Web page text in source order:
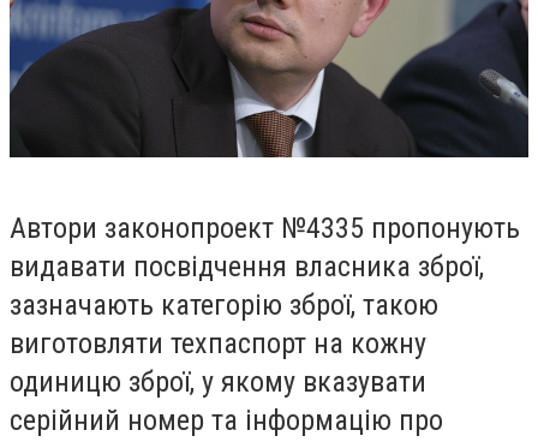
Автори законопроект №4335 пропонують
видавати посвідчення власника зброї,
зазначають категорію зброї, такою
виготовляти техпаспорт на кожну
одиницю зброї, у якому вказувати
серійний номер та інформацію про